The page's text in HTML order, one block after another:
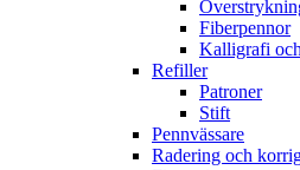
Fiberpennor
Kalligrafi
Refiller
Patroner
Stift
Pennvässare
Radering och